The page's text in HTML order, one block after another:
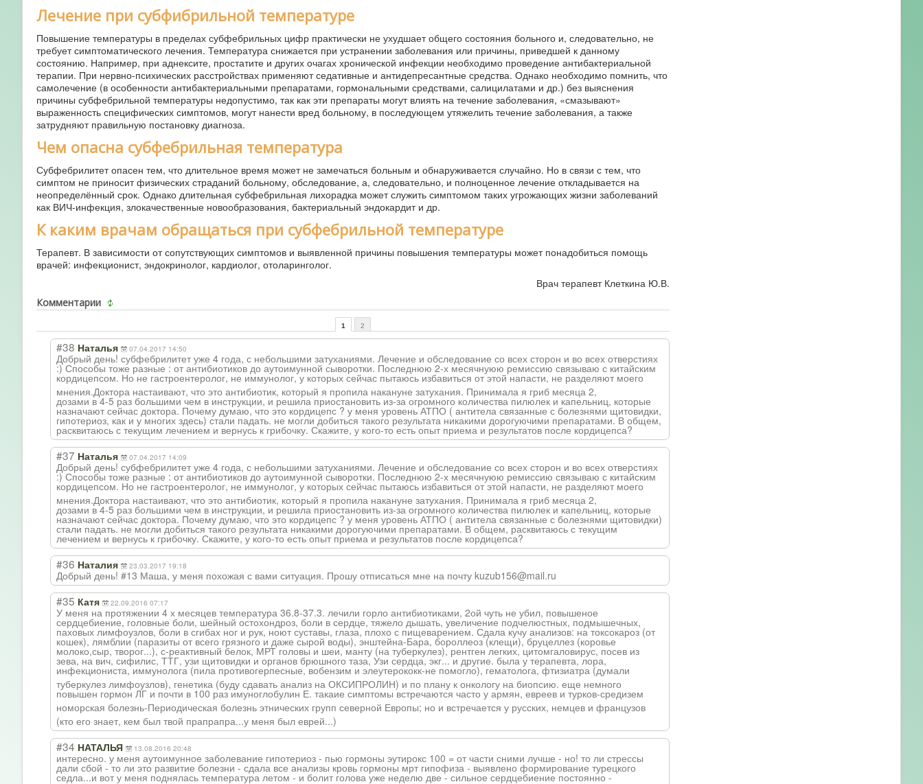
Лечение при субфибрильной температуре
Повышение температуры в пределах субфебрильных цифр практически не ухудшает общего состояния больного и, следовательно, не
требует симптоматического лечения. Температура снижается при устранении заболевания или причины, приведшей к данному
состоянию. Например, при аднексите, простатите и других очагах хронической инфекции необходимо проведение антибактериальной
терапии. При нервно-психических расстройствах применяют седативные и антидепресантные средства. Однако необходимо помнить, что
самолечение (в особенности антибактериальными препаратами, гормональными средствами, салицилатами и др.) без выяснения
причины субфебрильной температуры недопустимо, так как эти препараты могут влиять на течение заболевания, «смазывают»
выраженность специфических симптомов, могут нанести вред больному, в последующем утяжелить течение заболевания, а также
затрудняют правильную постановку диагноза.
Чем опасна субфебрильная температура
Субфебрилитет опасен тем, что длительное время может не замечаться больным и обнаруживается случайно. Но в связи с тем, что
симптом не приносит физических страданий больному, обследование, а, следовательно, и полноценное лечение откладывается на
неопределённый срок. Однако длительная субфебрильная лихорадка может служить симптомом таких угрожающих жизни заболеваний
как ВИЧ-инфекция, злокачественные новообразования, бактериальный эндокардит и др.
К каким врачам обращаться при субфебрильной температуре
Терапевт. В зависимости от сопутствующих симптомов и выявленной причины повышения температуры может понадобиться помощь
врачей: инфекционист, эндокринолог, кардиолог, отоларинголог.
Врач терапевт Клеткина Ю.В.
Комментарии
1 2
#38 Наталья 07.04.2017 14:50
Добрый день! субфебрилитет уже 4 года, с небольшими затуханиями. Лечение и обследование со всех сторон и во всех отверстиях
:) Способы тоже разные : от антибиотиков до аутоимунной сыворотки. Последнюю 2-х месячнуюю ремиссию связываю с китайским
кордицепсом. Но не гастроентеролог, не иммунолог, у которых сейчас пытаюсь избавиться от этой напасти, не разделяют моего
мнения.Доктора настаивают, что это антибиотик, который я пропила накануне затухания. Принимала я гриб месяца 2,
дозами в 4-5 раз большими чем в инструкции, и решила приостановить из-за огромного количества пилюлек и капельниц, которые
назначают сейчас доктора. Почему думаю, что это кордицепс ? у меня уровень АТПО ( антитела связанные с болезнями щитовидки,
гипотериоз, как и у многих здесь) стали падать. не могли добиться такого результата никакими дорогуючими препаратами. В общем,
расквитаюсь с текущим лечением и вернусь к грибочку. Скажите, у кого-то есть опыт приема и результатов после кордицепса?
#37 Наталья 07.04.2017 14:09
Добрый день! субфебрилитет уже 4 года, с небольшими затуханиями. Лечение и обследование со всех сторон и во всех отверстиях
:) Способы тоже разные : от антибиотиков до аутоимунной сыворотки. Последнюю 2-х месячнуюю ремиссию связываю с китайским
кордицепсом. Но не гастроентеролог, не иммунолог, у которых сейчас пытаюсь избавиться от этой напасти, не разделяют моего
мнения.Доктора настаивают, что это антибиотик, который я пропила накануне затухания. Принимала я гриб месяца 2,
дозами в 4-5 раз большими чем в инструкции, и решила приостановить из-за огромного количества пилюлек и капельниц, которые
назначают сейчас доктора. Почему думаю, что это кордицепс ? у меня уровень АТПО ( антитела связанные с болезнями щитовидки)
стали падать. не могли добиться такого результата никакими дорогуючими препаратами. В общем, расквитаюсь с текущим
лечением и вернусь к грибочку. Скажите, у кого-то есть опыт приема и результатов после кордицепса?
#36 Наталия 23.03.2017 19:18
Добрый день! #13 Маша, у меня похожая с вами ситуация. Прошу отписаться мне на почту kuzub156@mail.ru
#35 Катя 22.09.2016 07:17
У меня на протяжении 4 х месяцев температура 36.8-37.3. лечили горло антибиотиками, 2ой чуть не убил, повышеное
сердцебиение, головные боли, шейный остохондроз, боли в сердце, тяжело дышать, увеличение подчелюстных, подмышечных,
паховых лимфоузлов, боли в сгибах ног и рук, ноют суставы, глаза, плохо с пищеварением. Сдала кучу анализов: на токсокароз (от
кошек), лямблии (паразиты от всего грязного и даже сырой воды), энштейна-Бара, бороллеоз (клещи), бруцеллез (коровье
молоко,сыр, творог...), с-реактивный белок, МРТ головы и шеи, манту (на туберкулез), рентген легких, цитомгаловирус, посев из
зева, на вич, сифилис, ТТГ, узи щитовидки и органов брюшного таза, Узи сердца, экг... и другие. была у терапевта, лора,
инфекциониста, иммунолога (пила противогерпесные, вобензим и элеутерококк-не помогло), гематолога, фтизиатра (думали
туберкулез лимфоузлов), генетика (буду сдавать анализ на ОКСИПРОЛИН) и по плану к онкологу на биопсию. еще немного
повышен гормон ЛГ и почти в 100 раз имуноглобулин Е. такаие симптомы встречаются часто у армян, евреев и турков-средизем
номорская болезнь-Периодическая болезнь этнических групп северной Европы; но и встречается у русских, немцев и французов
(кто его знает, кем был твой прапрапра...у меня был еврей...)
#34 НАТАЛЬЯ 13.08.2016 20:48
интересно. у меня аутоимунное заболевание гипотериоз - пью гормоны эутирокс 100 = от части сними лучше - но! то ли стрессы
дали сбой - то ли это развитие болезни - сдала все анализы кровь гормоны мрт гипофиза - выявлено формирование турецкого
седла...и вот у меня поднялась температура летом - и болит голова уже неделю две - сильное сердцебиение постоянно -